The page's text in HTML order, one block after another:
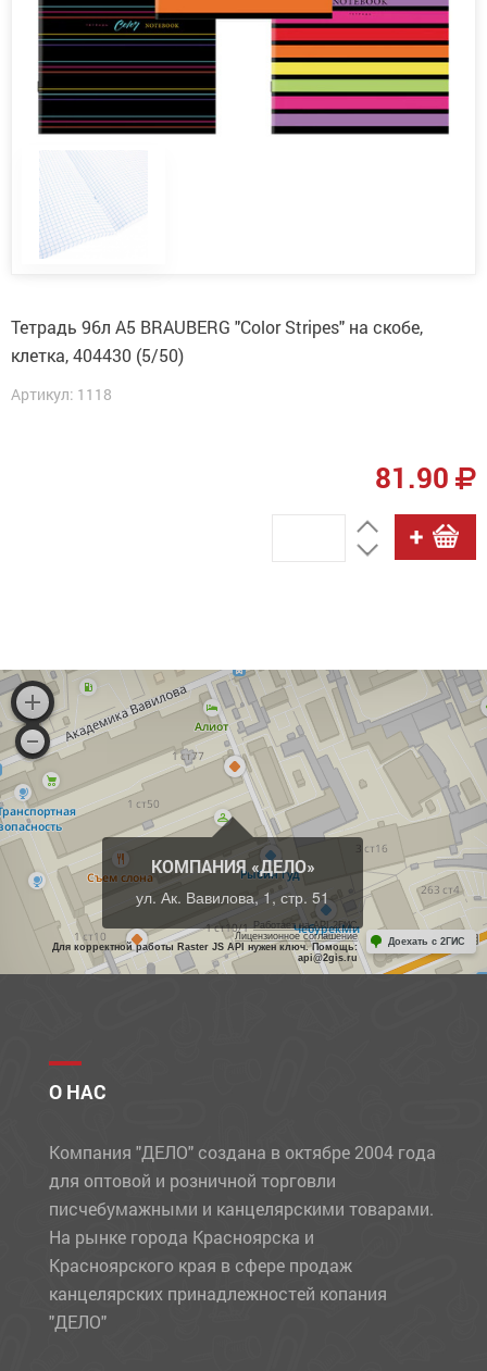
Тетрадь 96л А5 BRAUBERG "Color Stripes" на скобе,
клетка, 404430 (5/50)
Артикул: 1118
81.90
КОМПАНИЯ «ДЕЛО»
ул. Ак. Вавилова, 1, стр. 51
Работает на API 2ГИС
Лицензионное соглашение
Для корректной работы Raster JS API нужен ключ. Помощь:
api@2gis.ru
Доехать с 2ГИС
О НАС
Компания "ДЕЛО" создана в октябре 2004 года
для оптовой и розничной торговли
писчебумажными и канцелярскими товарами.
На рынке города Красноярска и
Красноярского края в сфере продаж
канцелярских принадлежностей копания
"ДЕЛО"